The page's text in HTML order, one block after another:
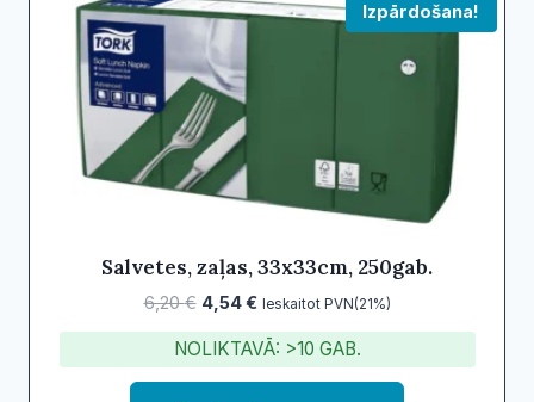
Izpārdošana!
Salvetes, zaļas, 33x33cm, 250gab.
6,20€ Original
price
was:
6,20 €.
4,54€Current
price
is:
4,54 €.
Ieskaitot PVN(21%)
NOLIKTAVĀ: >10 GAB.